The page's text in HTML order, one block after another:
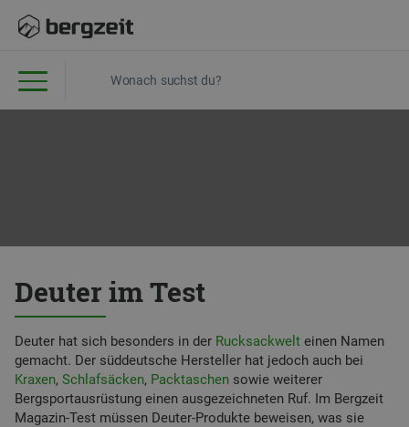
Deuter im Test
Deuter hat sich besonders in der Rucksackwelt einen Namen
gemacht. Der süddeutsche Hersteller hat jedoch auch bei
Kraxen, Schlafsäcken, Packtaschen sowie weiterer
Bergsportausrüstung einen ausgezeichneten Ruf. Im Bergzeit
Magazin-Test müssen Deuter-Produkte beweisen, was sie